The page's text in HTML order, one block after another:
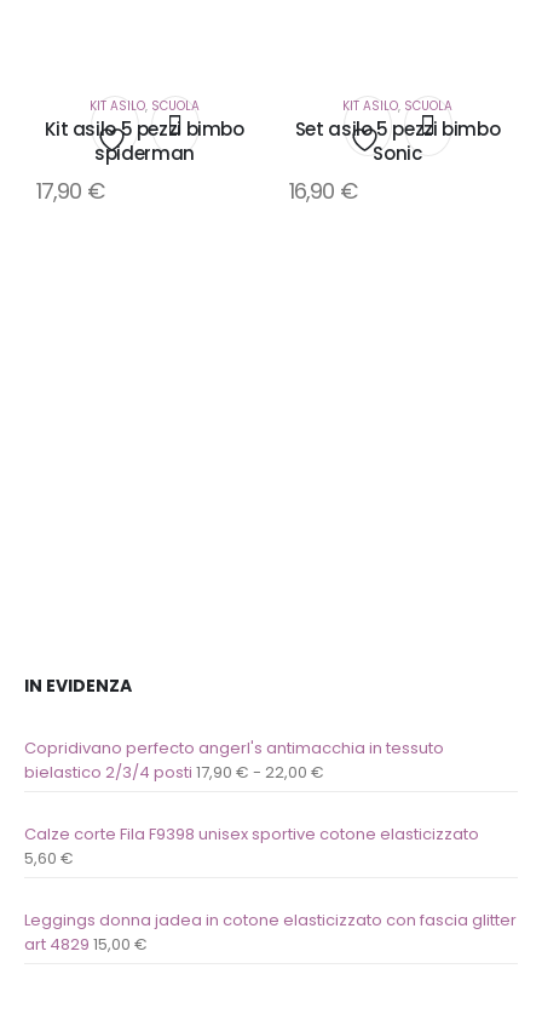
Aggiungi
KIT ASILO, SCUOLA
Kit asilo 5 pezzi bimbo
spiderman
17,90 €
Aggiungi
KIT ASILO, SCUOLA
Set asilo 5 pezzi bimbo
Sonic
16,90 €
IN EVIDENZA
Copridivano perfecto angerl's antimacchia in tessuto
bielastico 2/3/4 posti 17,90 € - 22,00 €
Calze corte Fila F9398 unisex sportive cotone elasticizzato
5,60 €
Leggings donna jadea in cotone elasticizzato con fascia glitter
art 4829 15,00 €